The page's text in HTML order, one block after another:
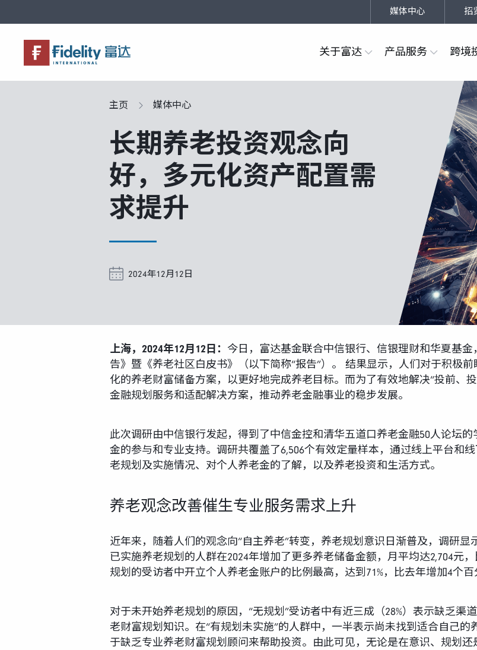
媒体中心 招
关于富达
关于富达
产品服务
产品服务
跨境
市场观点
富达课堂
养老专区
主页 媒体中心
长期养老投资观念向
好，多元化资产配置需
求提升
2024年12月12日
上海，2024年12月12日： 今日，富达基金联合中信银行、信银理财和华夏基
告》暨《养老社区白皮书》（以下简称“报告”）。 结果显示，人们对于积极
化的养老财富储备方案，以更好地完成养老目标。而为了有效地解决“投前、
金融规划服务和适配解决方案，推动养老金融事业的稳步发展。
此次调研由中信银行发起，得到了中信金控和清华五道口养老金融50人论坛
金的参与和专业支持。调研共覆盖了6,506个有效定量样本，通过线上平台和
老规划及实施情况、对个人养老金的了解，以及养老投资和生活方式。
养老观念改善催生专业服务需求上升
近年来，随着人们的观念向“自主养老”转变，养老规划意识日渐普及，调研
已实施养老规划的人群在2024年增加了更多养老储备金额，月平均达2,704元
规划的受访者中开立个人养老金账户的比例最高，达到71%，比去年增加4个百
对于未开始养老规划的原因，“无规划”受访者中有近三成（28%）表示缺乏渠
老财富规划知识。在“有规划未实施”的人群中，一半表示尚未找到适合自己的
于缺乏专业养老财富规划顾问来帮助投资。由此可见，无论是在意识、规划